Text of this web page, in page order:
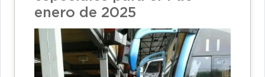
enero de 2025